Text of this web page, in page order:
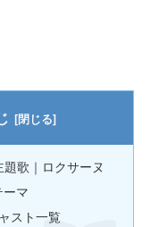
歌｜ロクサーヌ
マ
スト一覧